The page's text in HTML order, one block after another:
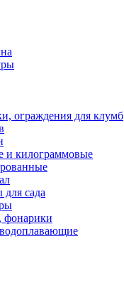
ограждения для клумб
и килограммовые
сада
фонарики